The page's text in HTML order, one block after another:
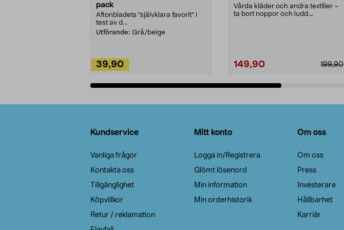
pack
Aftonbladets "självklara favorit” i
test av d...
Utförande: Grå/beige
39,90
Vårda kläder och andra textilier –
ta bort noppor och ludd.
199,90
149,90
Kundservice
Vanliga frågor
Kontakta oss
Tillgänglighet
Köpvillkor
Retur / reklamation
Mitt konto
Logga in/Registrera
Glömt lösenord
Min information
Min orderhistorik
Om oss
Om oss
Press
Investerare
Hållbarhet
Karriär